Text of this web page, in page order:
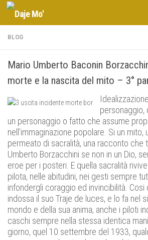
Salta al contenuto
BLOG
Mario Umberto Baconin
morte e la nascita del mito – 3°
personaggio,
un personaggio o fatto che assume
nell’immaginazione popolare. Si un mito,
permeato di sacralità, una racconto che
Umberto Borzacchini se non in un Dio,
eroe per i posteri. E quella sacralità
pilota, nelle abitudini, nei gesti sempre
infondergli coraggio ed invincibilità.
indossa il suo Traje de luces, e lo fa nel
mondo e della sua anima, anche i piloti
caschi sempre nella stessa identica
giorno, quel 10 settembre del 1933,